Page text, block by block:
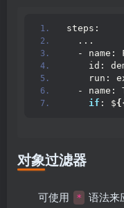
steps:
  ...
- name:
id:
run:
- name:
if : $
对象过滤器
可使用 * 语法来